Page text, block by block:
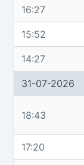
16:27
15:52
14:27
31-07-2026
18:43
17:20